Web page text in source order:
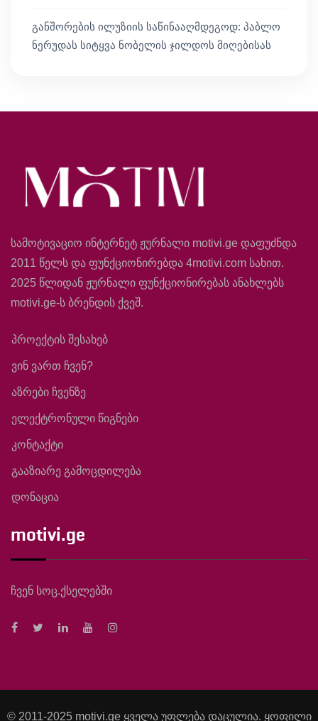
განშორების ილუზიის საწინააღმდეგოდ: პაბლო
ნერუდას სიტყვა ნობელის ჯილდოს მიღებისას
სამოტივაციო ინტერნეტ ჟურნალი motivi.ge დაფუძნდა
2011 წელს და ფუნქციონირებდა 4motivi.com სახით.
2025 წლიდან ჟურნალი ფუნქციონირებას ანახლებს
motivi.ge-ს ბრენდის ქვეშ.
პროექტის შესახებ
ვინ ვართ ჩვენ?
აზრები ჩვენზე
ელექტრონული წიგნები
კონტაქტი
გააზიარე გამოცდილება
დონაცია
motivi.ge
ჩვენ სოც.ქსელებში
© 2011-2025 motivi.ge ყველა უფლება დაცულია. ყოფილი